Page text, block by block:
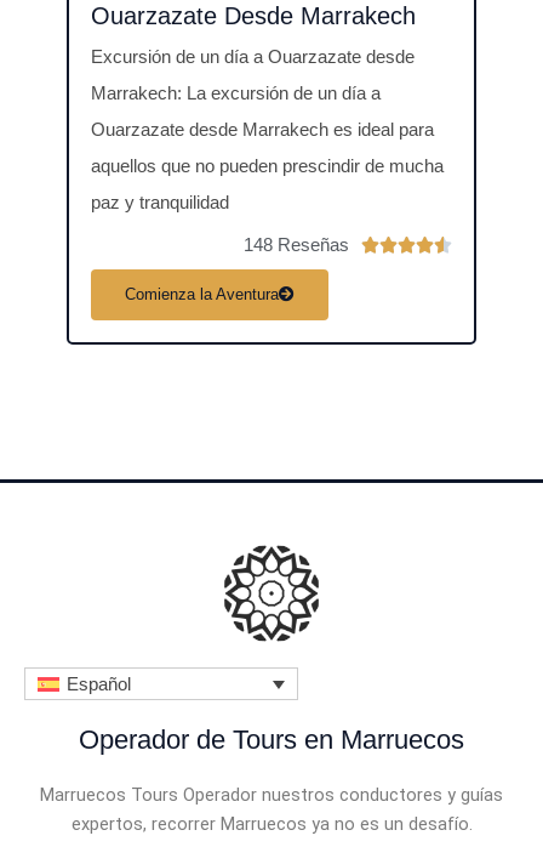
Ouarzazate Desde Marrakech
Excursión de un día a Ouarzazate desde
Marrakech: La excursión de un día a
Ouarzazate desde Marrakech es ideal para
aquellos que no pueden prescindir de mucha
paz y tranquilidad
148 Reseñas 
d
e
5
Comienza la Aventura
Español
Operador de Tours en Marruecos
Marruecos Tours Operador nuestros conductores y guías
expertos, recorrer Marruecos ya no es un desafío.